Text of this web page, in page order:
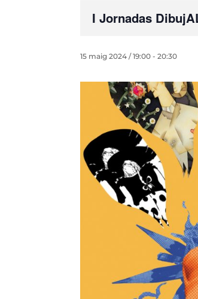
I Jornadas
15 maig 2024 / 19:00 -20:30